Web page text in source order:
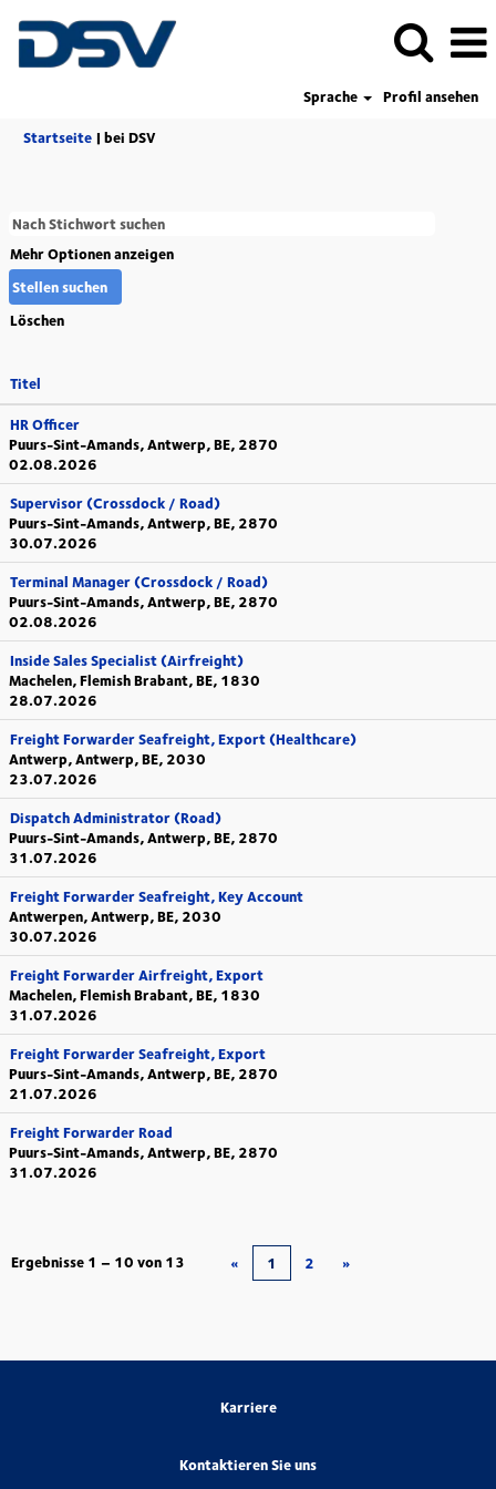
Sprache
Profil ansehen
Startseite | bei DSV(aktuelle
Mehr Optionen anzeigen
Löschen
Titel
HR Officer
Puurs-Sint-Amands, Antwerp, BE, 2870
02.08.2026
Supervisor (Crossdock / Road)
Puurs-Sint-Amands, Antwerp, BE, 2870
30.07.2026
Terminal Manager (Crossdock / Road)
Puurs-Sint-Amands, Antwerp, BE, 2870
02.08.2026
Inside Sales Specialist (Airfreight)
Machelen, Flemish Brabant, BE, 1830
28.07.2026
Freight Forwarder Seafreight, Export (Healthcare)
Antwerp, Antwerp, BE, 2030
23.07.2026
Dispatch Administrator (Road)
Puurs-Sint-Amands, Antwerp, BE, 2870
31.07.2026
Freight Forwarder Seafreight, Key Account
Antwerpen, Antwerp, BE, 2030
30.07.2026
Freight Forwarder Airfreight, Export
Machelen, Flemish Brabant, BE, 1830
31.07.2026
Freight Forwarder Seafreight, Export
Puurs-Sint-Amands, Antwerp, BE, 2870
21.07.2026
Freight Forwarder Road
Puurs-Sint-Amands, Antwerp, BE, 2870
31.07.2026
Ergebnisse 1 – 10 von 13 « 1 2 »
Karriere
Kontaktieren Sie uns